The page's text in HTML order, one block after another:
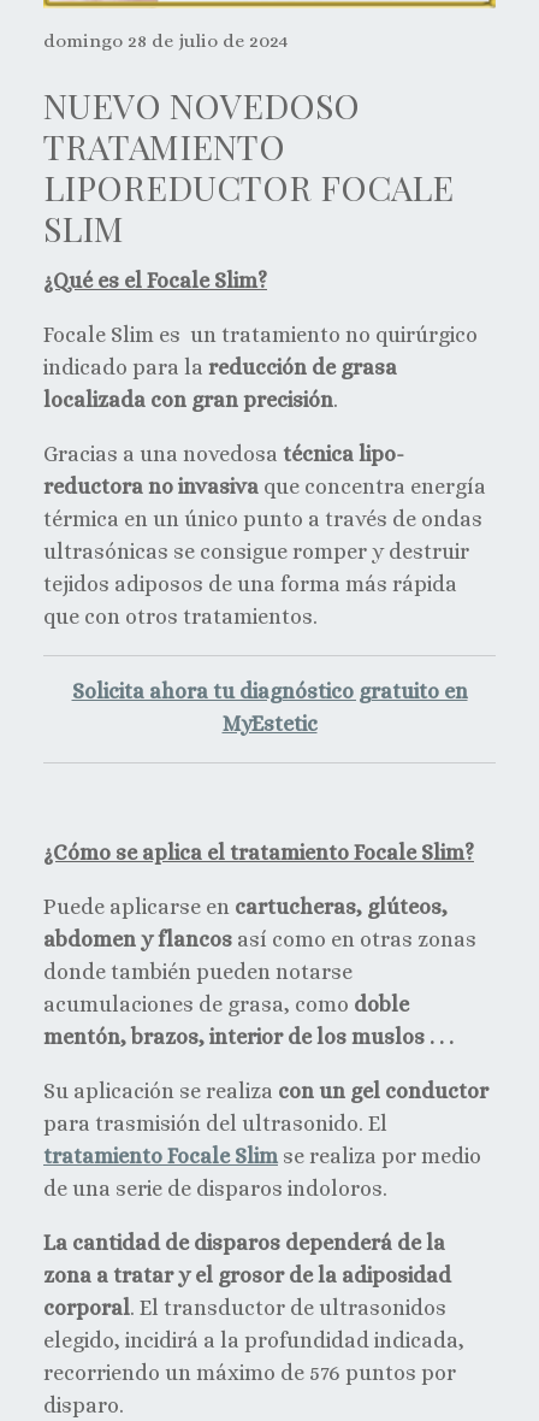
domingo 28 de julio de 2024
NUEVO NOVEDOSO
TRATAMIENTO
LIPOREDUCTOR FOCALE
SLIM
¿Qué es el Focale Slim?
Focale Slim es un tratamiento no quirúrgico
indicado para la reducción de grasa
localizada con gran precisión.
Gracias a una novedosa técnica lipo-
reductora no invasiva que concentra energía
térmica en un único punto a través de ondas
ultrasónicas se consigue romper y destruir
tejidos adiposos de una forma más rápida
que con otros tratamientos.
Solicita ahora tu diagnóstico gratuito en
MyEstetic
¿Cómo se aplica el tratamiento Focale Slim?
Puede aplicarse en cartucheras, glúteos,
abdomen y flancos así como en otras zonas
donde también pueden notarse
acumulaciones de grasa, como doble
mentón, brazos, interior de los muslos . . .
Su aplicación se realiza con un gel conductor
para trasmisión del ultrasonido. El
tratamiento Focale Slim se realiza por medio
de una serie de disparos indoloros.
La cantidad de disparos dependerá de la
zona a tratar y el grosor de la adiposidad
corporal. El transductor de ultrasonidos
elegido, incidirá a la profundidad indicada,
recorriendo un máximo de 576 puntos por
disparo.